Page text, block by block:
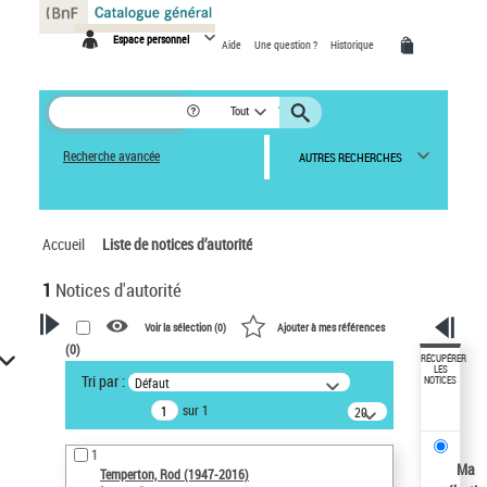
Espace personnel Aide Une question ? Historique
Tout
Recherche avancée AUTRES RECHERCHES
Accueil Liste de notices d’autorité
1 Notices d'autorité
VOTRE RECHERCHE
Recherche avancée dans les
notices d’autorité
Œuvres liées à l'auteur :
Temperton, Rod (1947-2016)
Voir la sélection (0) Ajouter à mes références
(0)
Tri par : Défaut
sur 1
20
résultats/page
1
Temperton, Rod (1947-2016)
RÉCUPÉRER
LES
NOTICES
Ma